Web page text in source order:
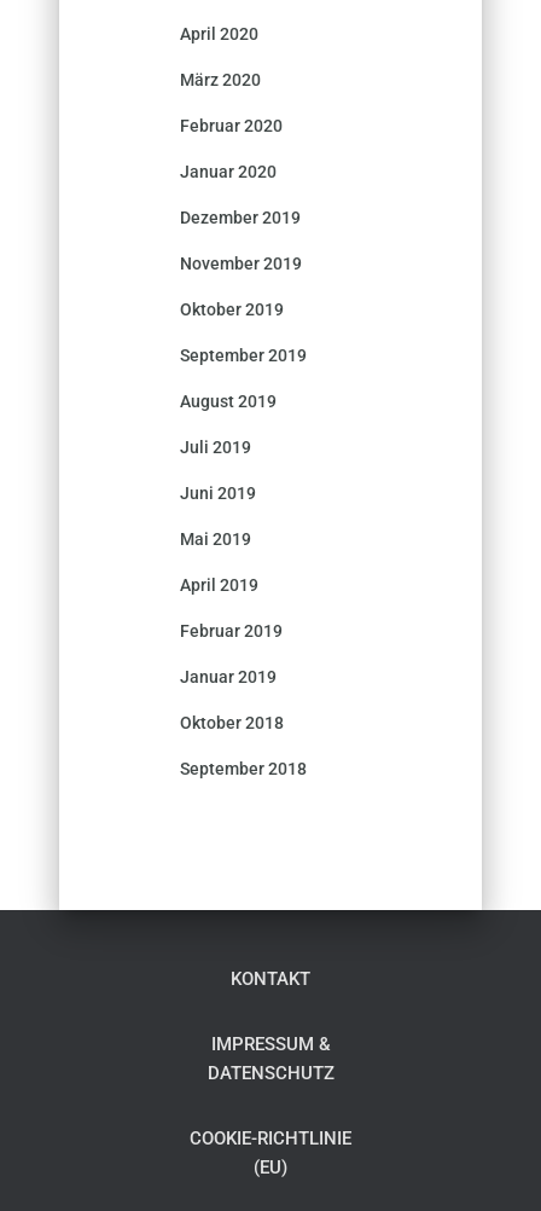
April 2020
März 2020
Februar 2020
Januar 2020
Dezember 2019
November 2019
Oktober 2019
September 2019
August 2019
Juli 2019
Juni 2019
Mai 2019
April 2019
Februar 2019
Januar 2019
Oktober 2018
September 2018
KONTAKT
IMPRESSUM &
DATENSCHUTZ
COOKIE-RICHTLINIE
(EU)